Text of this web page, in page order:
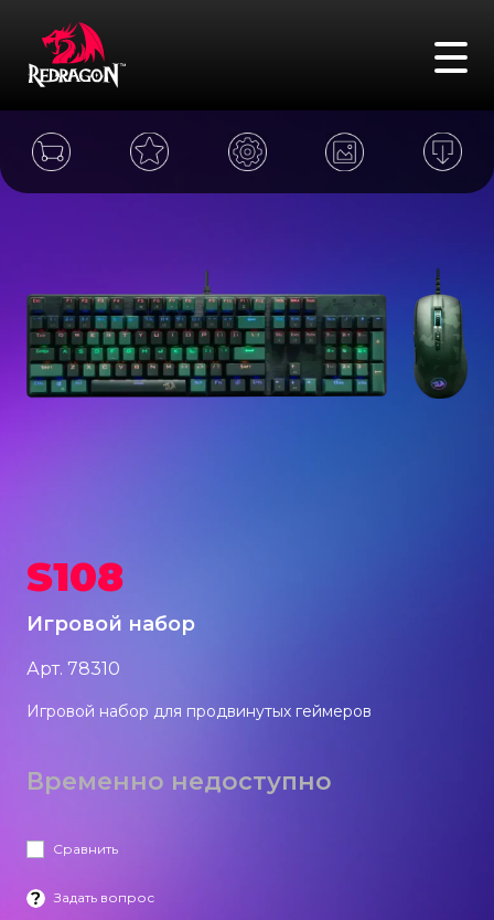
FAQ Адреса Сравнение Войти Поиск
Игровые клавиатуры
S108
Игровой набор
Арт. 78310
Игровой набор для продвинутых геймеров
Временно недоступно
Сравнить
Задать вопрос